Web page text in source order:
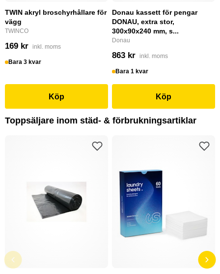
TWIN akryl broschyrhållare för
vägg
TWINCO
169 kr inkl. moms
Bara 3 kvar
Köp
Donau kassett för pengar
DONAU, extra stor,
300x90x240 mm, s...
Donau
863 kr inkl. moms
Bara 1 kvar
Köp
Toppsäljare inom städ- & förbrukningsartiklar